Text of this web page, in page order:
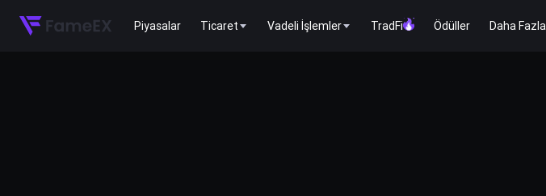
Piyasalar Ticaret Vadeli İşlemler TradFi Ödüller Daha Fazla